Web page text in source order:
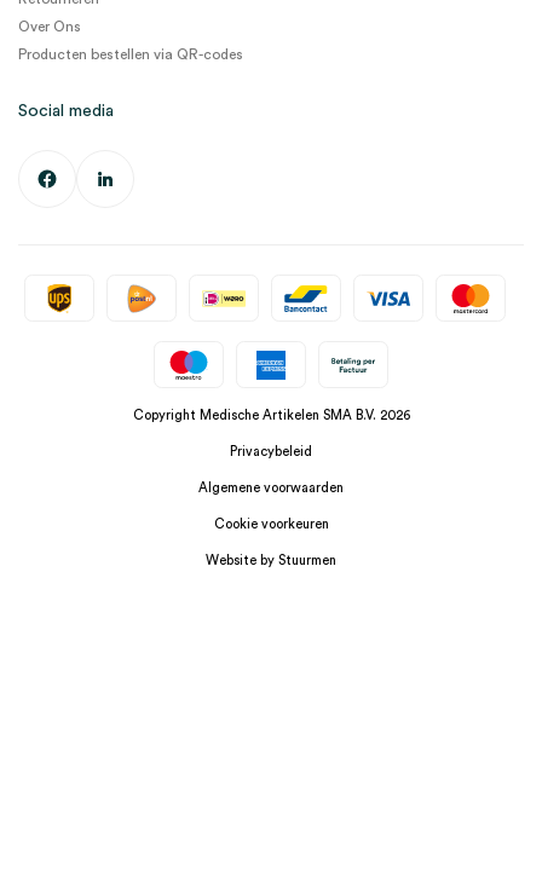
Over Ons
Producten bestellen via QR-codes
Social media
Copyright Medische Artikelen SMA B.V. 2026
Privacybeleid
Algemene voorwaarden
Cookie voorkeuren
Website by Stuurmen